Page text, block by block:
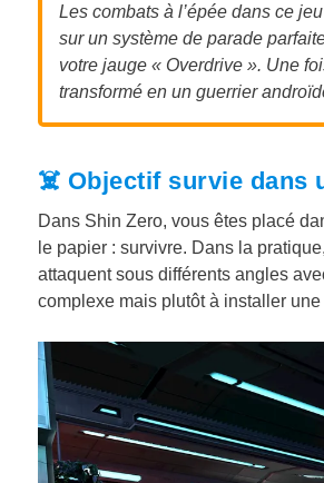
Les combats à l’épée dans ce
sur un système de parade
votre jauge « Overdrive ». Une
transformé en un guerrier
☠️ Objectif survie dans
Dans Shin Zero, vous êtes placé
le papier : survivre. Dans la
attaquent sous différents angles
complexe mais plutôt à installer